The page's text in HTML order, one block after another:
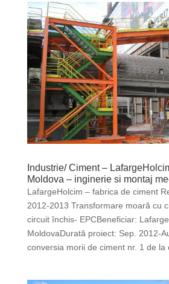
Industrie/ Ciment –
Moldova – inginerie si montaj
LafargeHolcim – fabrica de ciment
2012-2013 Transformare moară cu
circuit închis- EPCBeneficiar:
MoldovaDurată proiect: Sep. 2012-
conversia morii de ciment nr. 1 de la